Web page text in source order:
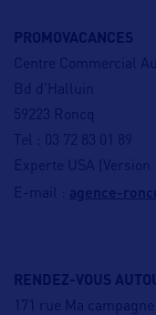
PROMOVACANCES
Centre Commercial
Bd d’Halluin
59223 Roncq
Tel : 03 72 83 01 89
Experte USA
E-mail : agence-
RENDEZ-VOUS
171 rue Ma